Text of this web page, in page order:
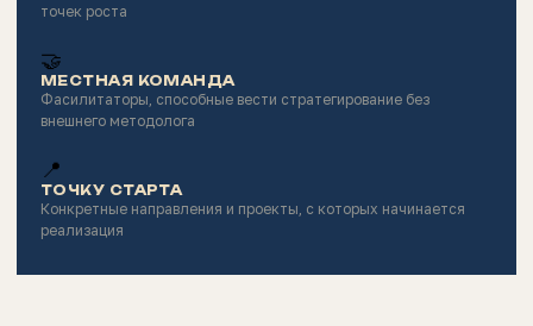
точек роста
🤝
МЕСТНАЯ КОМАНДА
Фасилитаторы, способные вести стратегирование без
внешнего методолога
📍
ТОЧКУ СТАРТА
Конкретные направления и проекты, с которых начинается
реализация